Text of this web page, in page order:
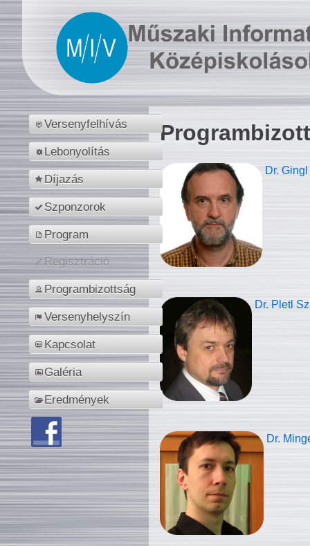
Versenyfelhívás
Lebonyolítás
Díjazás
Szponzorok
Program
Regisztráció
Programbizottság
Versenyhelyszín
Kapcsolat
Galéria
Eredmények
Dr.
Dr. Pletl
Dr.